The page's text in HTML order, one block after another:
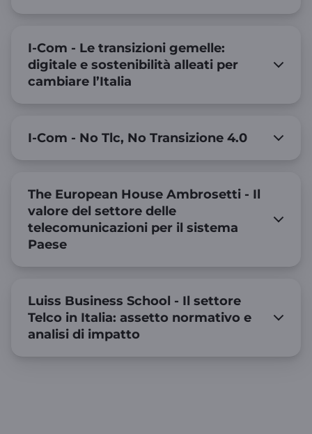
I-Com - Le transizioni gemelle:
digitale e sostenibilità alleati per
cambiare l’Italia
I-Com - No Tlc, No Transizione 4.0
The European House Ambrosetti - Il
valore del settore delle
telecomunicazioni per il sistema
Paese
Luiss Business School - Il settore
Telco in Italia: assetto normativo e
analisi di impatto